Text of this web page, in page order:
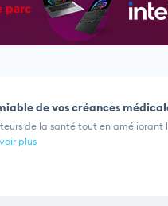
de vos créances
de la santé tout en
voir plus